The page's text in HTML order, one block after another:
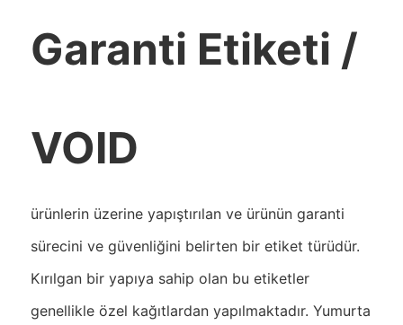
Garanti Etiketi /
VOID
ürünlerin üzerine yapıştırılan ve ürünün garanti
sürecini ve güvenliğini belirten bir etiket türüdür.
Kırılgan bir yapıya sahip olan bu etiketler
genellikle özel kağıtlardan yapılmaktadır. Yumurta